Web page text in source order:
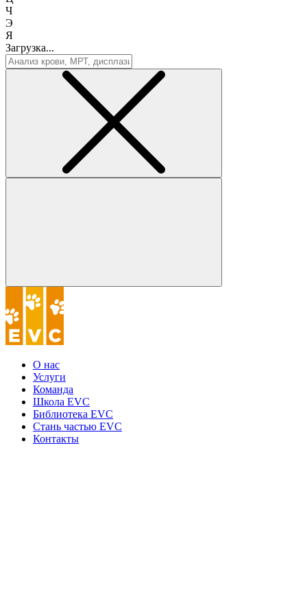
Ч
Э
Я
Загрузка...
О нас
Услуги
Команда
Школа EVC
Библиотека EVC
Стань частью EVC
Контакты